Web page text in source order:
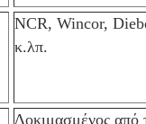
NCR, Wincor,
κ.λπ.
Δοκιμασμένος από